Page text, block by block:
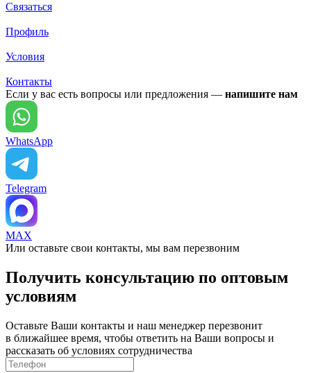
Связаться
Профиль
Условия
Контакты
Если у вас есть вопросы или предложения — напишите нам
WhatsApp
Telegram
MAX
Или оставьте свои контакты, мы вам перезвоним
Получить консультацию по оптовым
условиям
Оставьте Ваши контакты и наш менеджер перезвонит
в ближайшее время, чтобы ответить на Ваши вопросы и
рассказать об условиях сотрудничества